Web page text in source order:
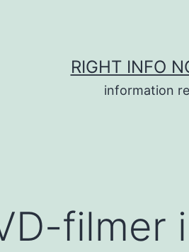
RIGHT INFO
information
filmer